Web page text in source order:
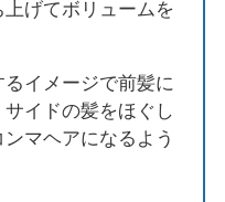
げてボリュームを
イメージで前髪に
イドの髪をほぐし
マヘアになるよう